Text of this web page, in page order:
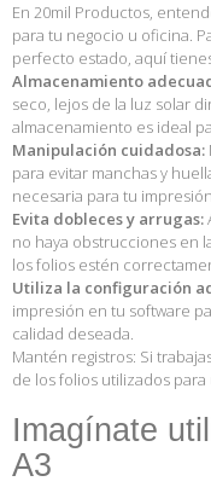
En 20mil Productos,
para tu negocio u oficina.
perfecto estado, aquí
Almacenamiento
seco, lejos de la luz solar
almacenamiento es ideal
Manipulación cuidadosa:
para evitar manchas y
necesaria para tu
Evita dobleces y arrugas:
no haya obstrucciones en
los folios estén
Utiliza la configuración
impresión en tu software
calidad deseada.
Mantén registros: Si
de los folios utilizados
Imagínate
A3